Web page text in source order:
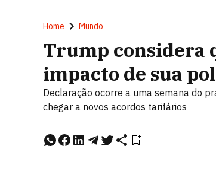
Home Mundo
Trump considera
impacto de sua
Declaração ocorre a uma semana do
chegar a novos acordos tarifários